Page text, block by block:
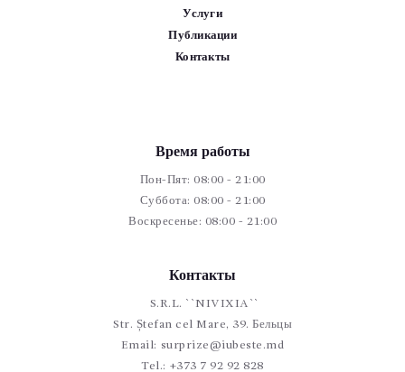
Услуги
Публикации
Контакты
Время работы
Пон-Пят: 08:00 - 21:00
Суббота: 08:00 - 21:00
Воскресенье: 08:00 - 21:00
Контакты
S.R.L. ``NIVIXIA``
Str. Ștefan cel Mare, 39. Бельцы
Email: surprize@iubeste.md
Tel.: +373 7 92 92 828